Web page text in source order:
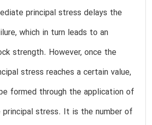
principal stress delays the
which in turn leads to an
strength. However, once the
stress reaches a certain value,
formed through the application of
stress. It is the number of